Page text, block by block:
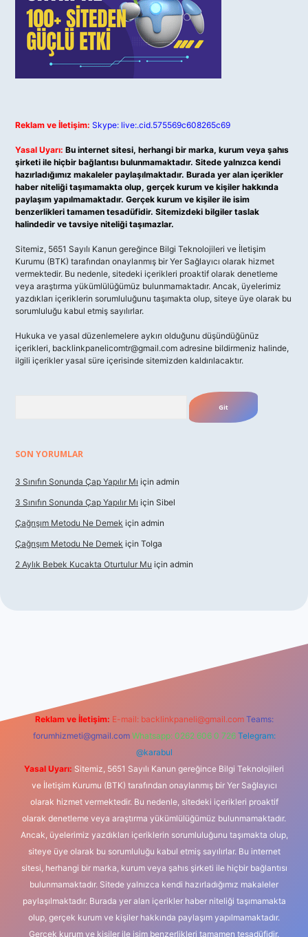
Reklam ve İletişim: Skype: live:.cid.575569c608265c69
Yasal Uyarı: Bu internet sitesi, herhangi bir marka, kurum veya şahıs
şirketi ile hiçbir bağlantısı bulunmamaktadır. Sitede yalnızca kendi
hazırladığımız makaleler paylaşılmaktadır. Burada yer alan içerikler
haber niteliği taşımamakta olup, gerçek kurum ve kişiler hakkında
paylaşım yapılmamaktadır. Gerçek kurum ve kişiler ile isim
benzerlikleri tamamen tesadüfidir. Sitemizdeki bilgiler taslak
halindedir ve tavsiye niteliği taşımazlar.
Sitemiz, 5651 Sayılı Kanun gereğince Bilgi Teknolojileri ve İletişim
Kurumu (BTK) tarafından onaylanmış bir Yer Sağlayıcı olarak hizmet
vermektedir. Bu nedenle, sitedeki içerikleri proaktif olarak denetleme
veya araştırma yükümlülüğümüz bulunmamaktadır. Ancak, üyelerimiz
yazdıkları içeriklerin sorumluluğunu taşımakta olup, siteye üye olarak bu
sorumluluğu kabul etmiş sayılırlar.
Hukuka ve yasal düzenlemelere aykırı olduğunu düşündüğünüz
içerikleri, backlinkpanelicomtr@gmail.com adresine bildirmeniz halinde,
ilgili içerikler yasal süre içerisinde sitemizden kaldırılacaktır.
SON YORUMLAR
3 Sınıfın Sonunda Çap Yapılır Mı için admin
3 Sınıfın Sonunda Çap Yapılır Mı için Sibel
Çağrışım Metodu Ne Demek için admin
Çağrışım Metodu Ne Demek için Tolga
2 Aylık Bebek Kucakta Oturtulur Mu için admin
Reklam ve İletişim: E-mail: backlinkpaneli@gmail.com Teams:
forumhizmeti@gmail.com Whatsapp: 0262 606 0 726 Telegram:
@karabul
Yasal Uyarı: Sitemiz, 5651 Sayılı Kanun gereğince Bilgi Teknolojileri
ve İletişim Kurumu (BTK) tarafından onaylanmış bir Yer Sağlayıcı
olarak hizmet vermektedir. Bu nedenle, sitedeki içerikleri proaktif
olarak denetleme veya araştırma yükümlülüğümüz bulunmamaktadır.
Ancak, üyelerimiz yazdıkları içeriklerin sorumluluğunu taşımakta olup,
siteye üye olarak bu sorumluluğu kabul etmiş sayılırlar. Bu internet
sitesi, herhangi bir marka, kurum veya şahıs şirketi ile hiçbir bağlantısı
bulunmamaktadır. Sitede yalnızca kendi hazırladığımız makaleler
paylaşılmaktadır. Burada yer alan içerikler haber niteliği taşımamakta
olup, gerçek kurum ve kişiler hakkında paylaşım yapılmamaktadır.
Gerçek kurum ve kişiler ile isim benzerlikleri tamamen tesadüfidir.